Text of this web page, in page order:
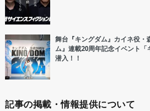
舞台『キングダム』カイネ役・
ム』連載20周年記念イベント
潜入！！
記事の掲載・情報提供について